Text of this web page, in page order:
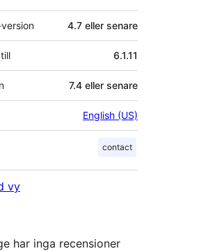
4.7 eller senare
6.1.11
7.4 eller senare
English (US)
contact
vy
har inga recensioner